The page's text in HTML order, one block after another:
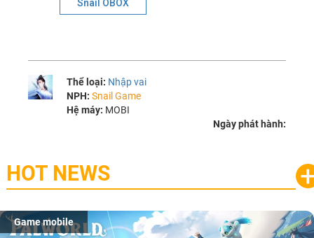
Snail OBOX
Thể loại: Nhập vai
NPH:Snail Game
Hệ máy: MOBI
Ngày phát hành:
HOT NEWS
Game mobile